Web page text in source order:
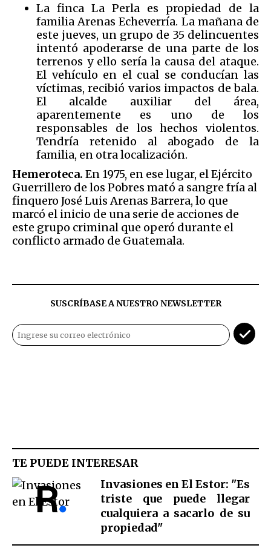
La finca La Perla es propiedad de la
familia Arenas Echeverría. La mañana de
este jueves, un grupo de 35 delincuentes
intentó apoderarse de una parte de los
terrenos y ello sería la causa del ataque.
El vehículo en el cual se conducían las
víctimas, recibió varios impactos de bala.
El alcalde auxiliar del área,
aparentemente es uno de los
responsables de los hechos violentos.
Tendría retenido al abogado de la
familia, en otra localización.
Hemeroteca. En 1975, en ese lugar, el Ejército
Guerrillero de los Pobres mató a sangre fría al
finquero José Luis Arenas Barrera, lo que
marcó el inicio de una serie de acciones de
este grupo criminal que operó durante el
conflicto armado de Guatemala.
SUSCRÍBASE A NUESTRO NEWSLETTER
TE PUEDE INTERESAR
Invasiones en El Estor: "Es
triste que puede llegar
cualquiera a sacarlo de su
propiedad"